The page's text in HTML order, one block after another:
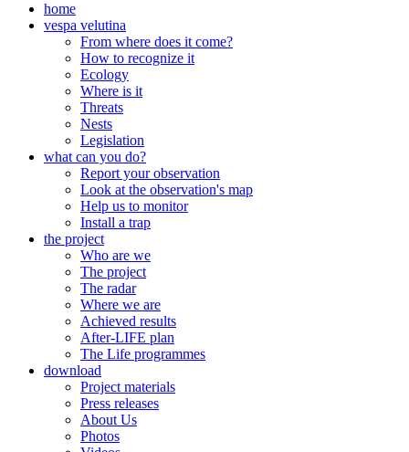
home
vespa velutina
From where does it come?
How to recognize it
Ecology
Where is it
Threats
Nests
Legislation
what can you do?
Report your observation
Look at the observation's map
Help us to monitor
Install a trap
the project
Who are we
The project
The radar
Where we are
Achieved results
After-LIFE plan
The Life programmes
download
Project materials
Press releases
About Us
Photos